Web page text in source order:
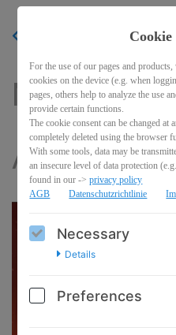
NIE
Cookie
For the use of our pages and
cookies on the device (e.g. when
pages, others help to analyze the use
provide certain functions.
The cookie consent can be changed at
completely deleted using the browser
With some tools, data may be
an insecure level of data protection
found in our ->privacy policy
AGB
Datenschutzrichtlinie
Necessary
Details
Preferences